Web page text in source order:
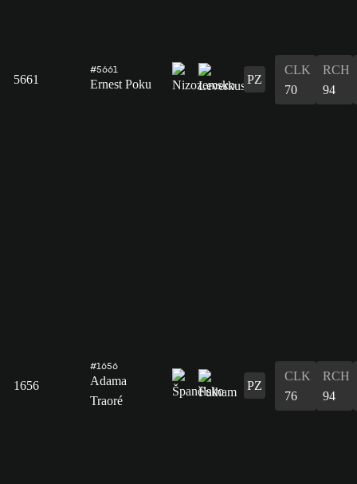
5661
#5661
Ernest Poku PZ
CLK
70
RCH
94
1656
#1656
Adama
Traoré
PZ
CLK
76
RCH
94